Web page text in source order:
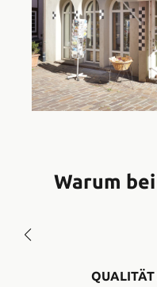
Warum
QUALITÄT